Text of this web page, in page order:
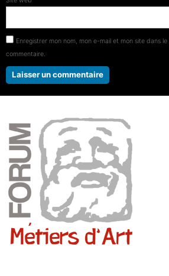
Enregistrer mon nom, mon e-mail et mon site dans
commentaire.